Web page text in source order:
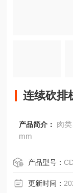
连续砍排
产品简介：
肉
mm
产品型号：
更新时间：